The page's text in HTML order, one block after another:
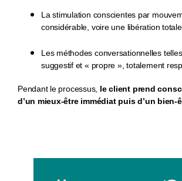
La stimulation conscientes par
considérable, voire une libération
Les méthodes conversationnelles
suggestif et « propre », totalement
Pendant le processus, le client prend
d’un mieux-être immédiat puis d’un